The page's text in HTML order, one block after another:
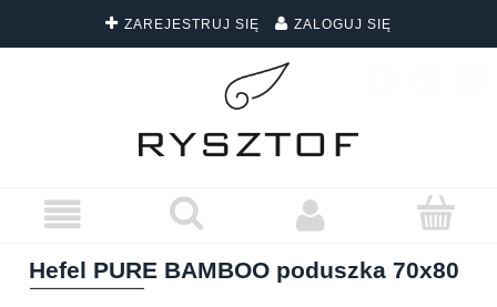
ZAREJESTRUJ SIĘ ZALOGUJ SIĘ
DARMOWA DOSTAWA WSZYSTKICH ZAMÓWIEŃ
Hefel PURE BAMBOO poduszka 70x80